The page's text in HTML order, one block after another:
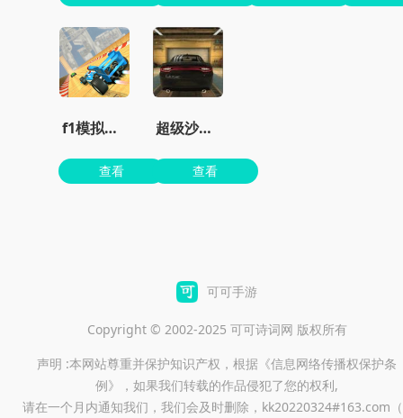
f1模拟器手机版
查看
超级沙辛汽车手游
查看
可可手游
Copyright © 2002-2025 可可诗词网 版权所有
声明 :本网站尊重并保护知识产权，根据《信息网络传播权保护条
例》，如果我们转载的作品侵犯了您的权利,
请在一个月内通知我们，我们会及时删除，kk20220324#163.com